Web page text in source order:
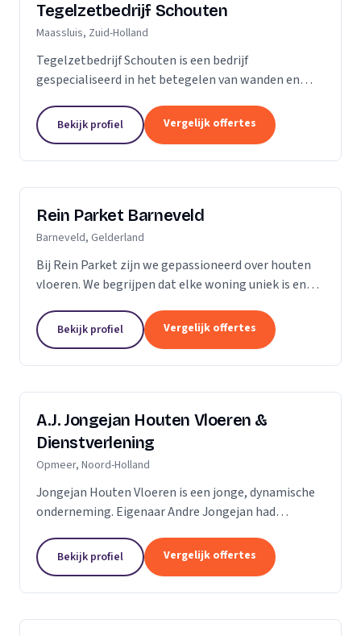
Tegelzetbedrijf Schouten
Maassluis, Zuid-Holland
Tegelzetbedrijf Schouten is een bedrijf
gespecialiseerd in het betegelen van wanden en
bedrijven als particulieren. Nieuwbouw- of
renovatieprojecten,...
Bekijk profiel Vergelijk offertes
Rein Parket Barneveld
Barneveld, Gelderland
Bij Rein Parket zijn we gepassioneerd over houten
vloeren. We begrijpen dat elke woning uniek is en
past bij uw stijl en behoeften. Of u nu op zoek...
Bekijk profiel Vergelijk offertes
A.J. Jongejan Houten Vloeren &
Dienstverlening
Opmeer, Noord-Holland
Jongejan Houten Vloeren is een jonge, dynamische
onderneming. Eigenaar Andre Jongejan had
timmerbranche, toen hij in 2004 met zijn eigen
bedrijf van start ging....
Bekijk profiel Vergelijk offertes